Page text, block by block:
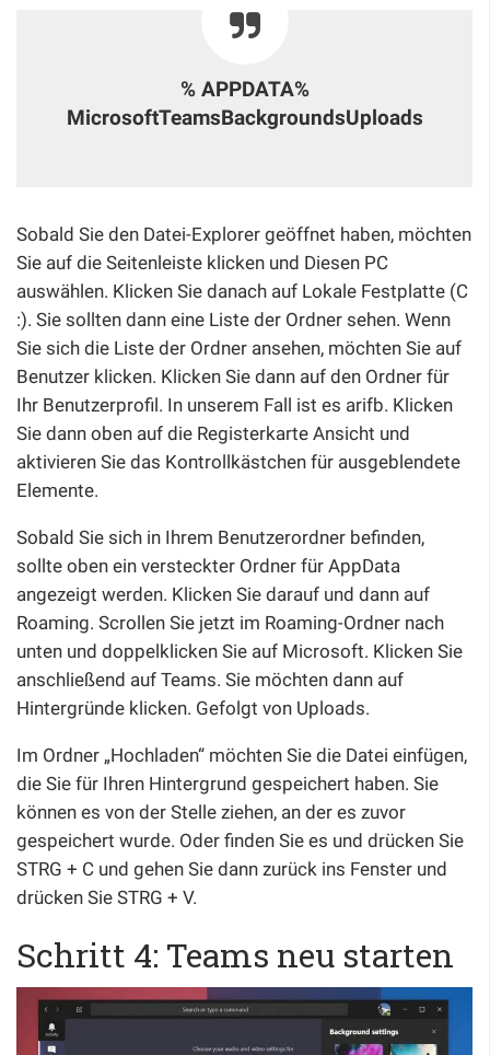
% APPDATA%
MicrosoftTeamsBackgroundsUploads
Sobald Sie den Datei-Explorer geöffnet haben, möchten
Sie auf die Seitenleiste klicken und Diesen PC
auswählen. Klicken Sie danach auf Lokale Festplatte (C
:). Sie sollten dann eine Liste der Ordner sehen. Wenn
Sie sich die Liste der Ordner ansehen, möchten Sie auf
Benutzer klicken. Klicken Sie dann auf den Ordner für
Ihr Benutzerprofil. In unserem Fall ist es arifb. Klicken
Sie dann oben auf die Registerkarte Ansicht und
aktivieren Sie das Kontrollkästchen für ausgeblendete
Elemente.
Sobald Sie sich in Ihrem Benutzerordner befinden,
sollte oben ein versteckter Ordner für AppData
angezeigt werden. Klicken Sie darauf und dann auf
Roaming. Scrollen Sie jetzt im Roaming-Ordner nach
unten und doppelklicken Sie auf Microsoft. Klicken Sie
anschließend auf Teams. Sie möchten dann auf
Hintergründe klicken. Gefolgt von Uploads.
Im Ordner „Hochladen“ möchten Sie die Datei einfügen,
die Sie für Ihren Hintergrund gespeichert haben. Sie
können es von der Stelle ziehen, an der es zuvor
gespeichert wurde. Oder finden Sie es und drücken Sie
STRG + C und gehen Sie dann zurück ins Fenster und
drücken Sie STRG + V.
Schritt 4: Teams neu starten